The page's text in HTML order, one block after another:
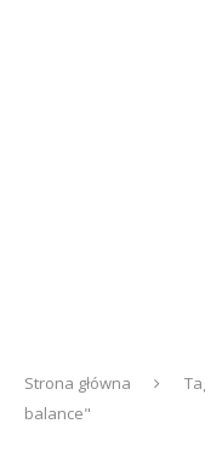
Strona główna
balance"